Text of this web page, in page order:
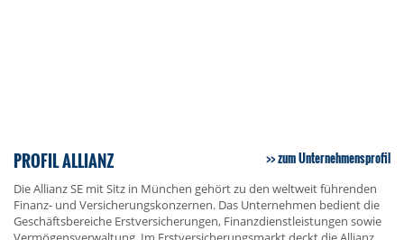
PROFIL ALLIANZ zum Unternehmensprofil
Die Allianz SE mit Sitz in München gehört zu den weltweit führenden
Finanz- und Versicherungskonzernen. Das Unternehmen bedient die
Geschäftsbereiche Erstversicherungen, Finanzdienstleistungen sowie